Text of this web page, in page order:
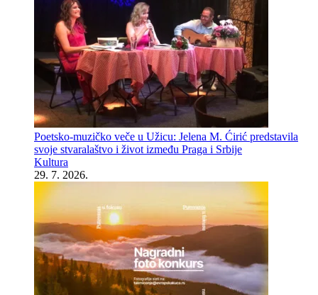
Poetsko-muzičko veče u Užicu: Jelena M. Ćirić predstavila
svoje stvaralaštvo i život između Praga i Srbije
Kultura
29. 7. 2026.